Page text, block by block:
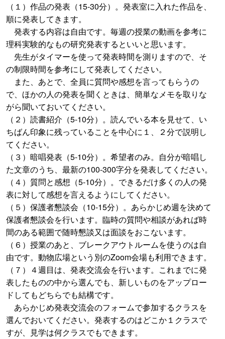
（１）作品の発表（15-30分）。発表室に入れた作品を、
順に発表してきます。
発表する内容は自由です。毎週の授業の動画を参考に
理科実験的なもの研究発表するといいと思います。
先生がタイマーを使って発表時間を測りますので、そ
の制限時間を参考にして発表してください。
また、あとで、全員に質問や感想を言ってもらうの
で、ほかの人の発表を聞くときは、簡単なメモを取りな
がら聞いておいてください。
（２）読書紹介（5-10分）。読んでいる本を見せて、い
ちばん印象に残っていることを中心に１、２分で説明し
てください。
（３）暗唱発表（5-10分）。希望者のみ。自分が暗唱し
た文章のうち、最新の100-300字分を発表してください。
（４）質問と感想（5-10分）。できるだけ多くの人の発
表に対して感想を言えるようにしてください。
（５）保護者懇談会（10-15分）。あらかじめ週を決めて
保護者懇談会を行います。臨時の質問や相談があれば時
間のある範囲で随時懇談又は面談をおこないます。
（６）授業のあと、ブレークアウトルームを使うのは自
由です。動物広場という別のZoom会場も利用できます。
（７）４週目は、発表交流会を行います。これまでに発
表したものの中から選んでも、新しいものをアップロー
ドしてもどちらでも結構です。
あらかじめ発表交流会のフォームで参加するクラスを
選んでおいてください。発表するのはどこか１クラスで
すが、見学は何クラスでもできます。